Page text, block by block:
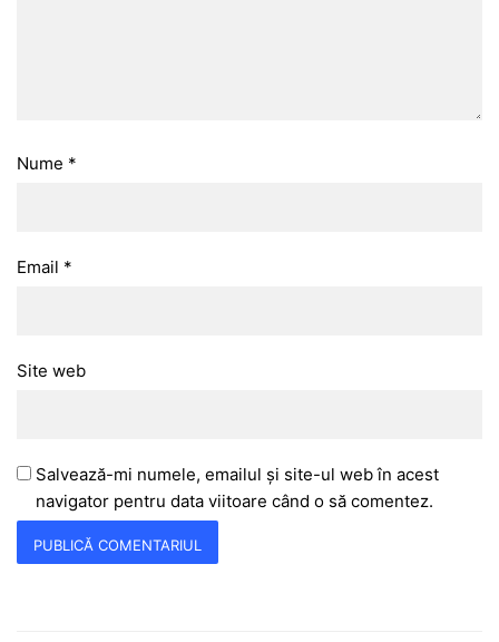
Nume *
Email *
Site web
Salvează-mi numele, emailul și site-ul web în acest
navigator pentru data viitoare când o să comentez.